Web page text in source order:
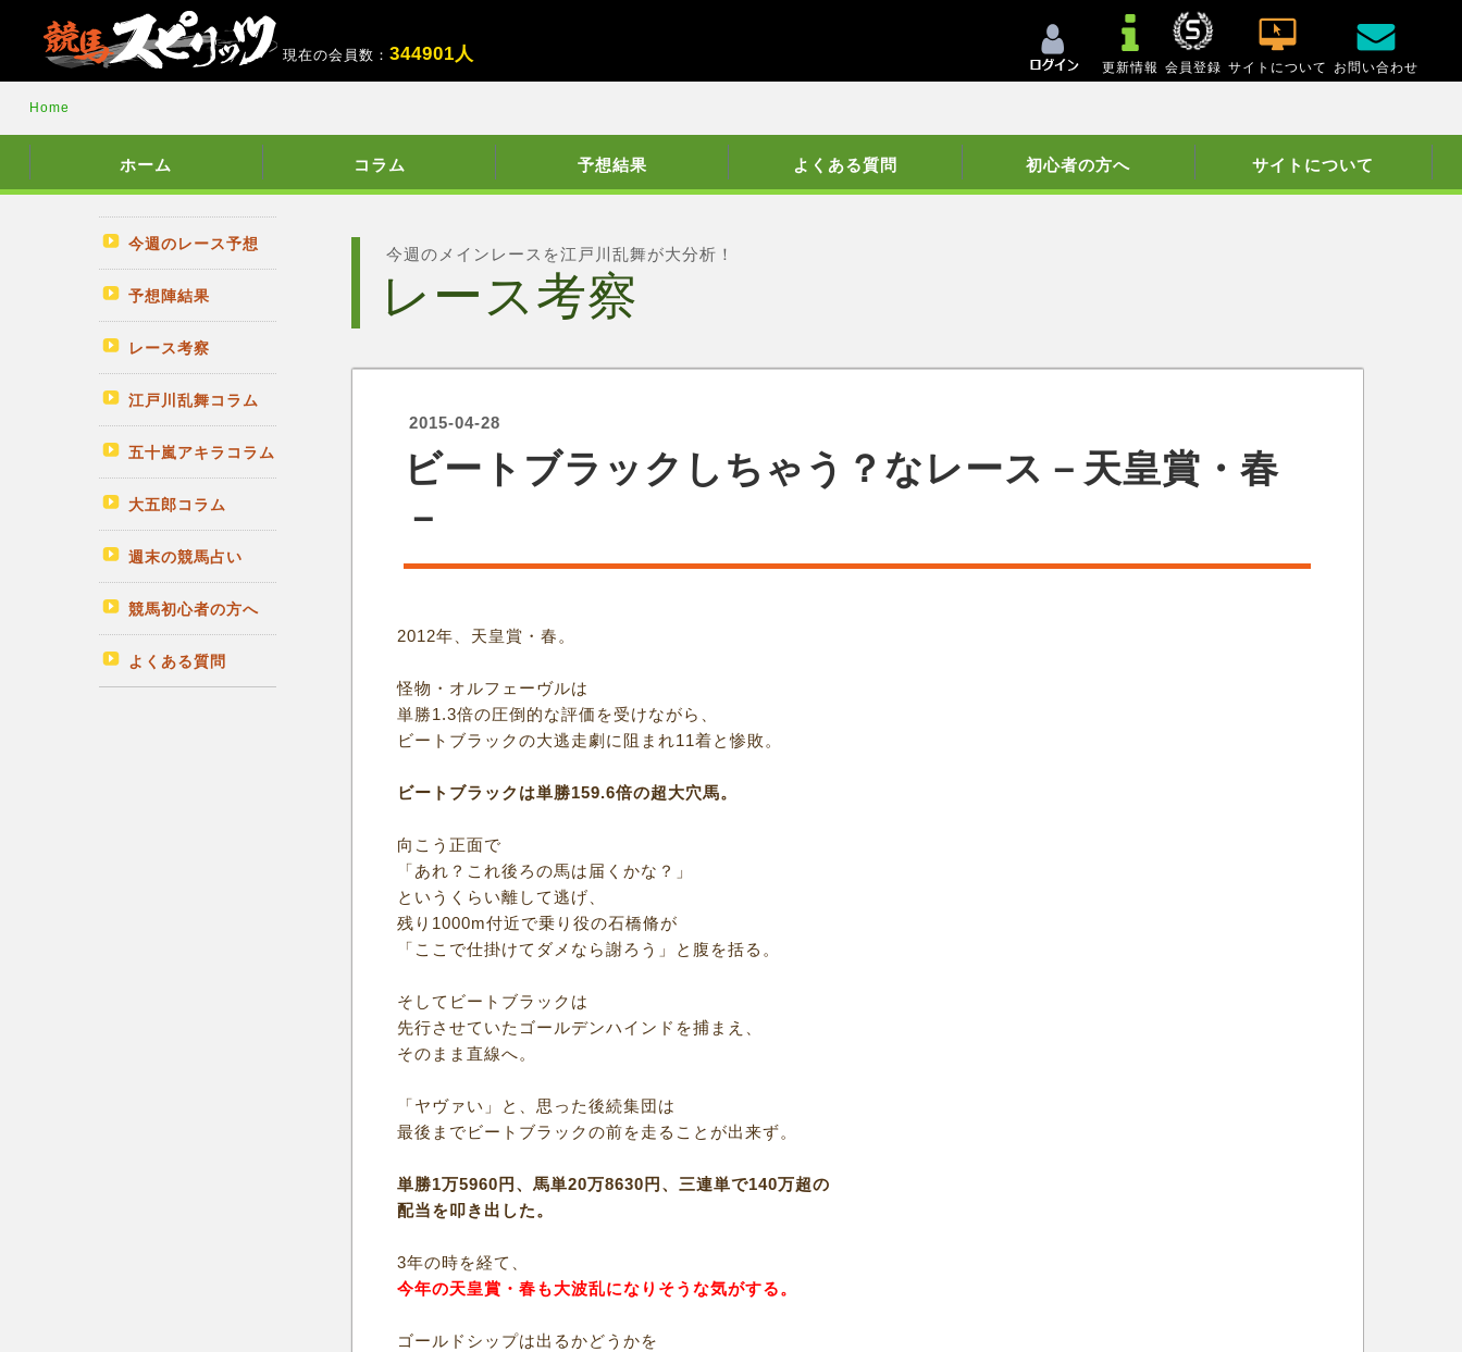
現在の会員数：344901人
更新情報 会員登録 サイトについて お問い合わせ
Home
ホーム コラム 予想結果 よくある質問 初心者の方へ サイトについて
今週のレース予想
予想陣結果
レース考察
江戸川乱舞コラム
五十嵐アキラコラム
大五郎コラム
週末の競馬占い
競馬初心者の方へ
よくある質問
今週のメインレースを江戸川乱舞が大分析！
レース考察
2015-04-28
ビートブラックしちゃう？なレース－天皇賞・春
－
2012年、天皇賞・春。
怪物・オルフェーヴルは
単勝1.3倍の圧倒的な評価を受けながら、
ビートブラックの大逃走劇に阻まれ11着と惨敗。
ビートブラックは単勝159.6倍の超大穴馬。
向こう正面で
「あれ？これ後ろの馬は届くかな？」
というくらい離して逃げ、
残り1000m付近で乗り役の石橋脩が
「ここで仕掛けてダメなら謝ろう」と腹を括る。
そしてビートブラックは
先行させていたゴールデンハインドを捕まえ、
そのまま直線へ。
「ヤヴァい」と、思った後続集団は
最後までビートブラックの前を走ることが出来ず。
単勝1万5960円、馬単20万8630円、三連単で140万超の
配当を叩き出した。
3年の時を経て、
今年の天皇賞・春も大波乱になりそうな気がする。
ゴールドシップは出るかどうかを